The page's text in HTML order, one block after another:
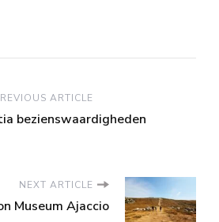
ARTICLE
bezienswaardigheden
NEXT ARTICLE
Museum Ajaccio